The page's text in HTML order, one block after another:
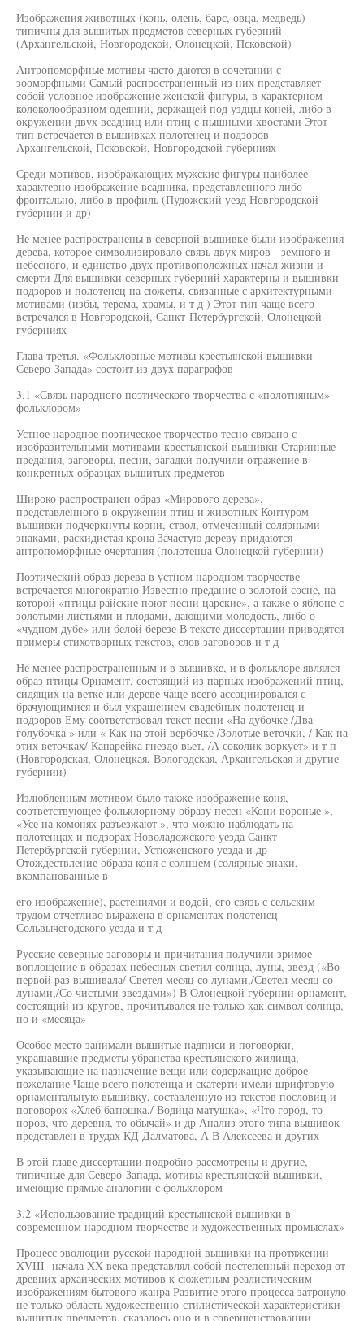
Изображения животных (конь, олень, барс, овца, медведь)
типичны для вышитых предметов северных губерний
(Архангельской, Новгородской, Олонецкой, Псковской)
Антропоморфные мотивы часто даются в сочетании с
зооморфными Самый распространенный из них представляет
собой условное изображение женской фигуры, в характерном
колоколообразном одеянии, держащей под уздцы коней, либо в
окружении двух всадниц или птиц с пышными хвостами Этот
тип встречается в вышивках полотенец и подзоров
Архангельской, Псковской, Новгородской губерниях
Среди мотивов, изображающих мужские фигуры наиболее
характерно изображение всадника, представленного либо
фронтально, либо в профиль (Пудожский уезд Новгородской
губернии и др)
Не менее распространены в северной вышивке были изображения
дерева, которое символизировало связь двух миров - земного и
небесного, и единство двух противоположных начал жизни и
смерти Для вышивки северных губерний характерны и вышивки
подзоров и полотенец на сюжеты, связанные с архитектурными
мотивами (избы, терема, храмы, и т д ) Этот тип чаще всего
встречался в Новгородской, Санкт-Петербургской, Олонецкой
губерниях
Глава третья. «Фольклорные мотивы крестьянской вышивки
Северо-Запада» состоит из двух параграфов
3.1 «Связь народного поэтического творчества с «полотняным»
фольклором»
Устное народное поэтическое творчество тесно связано с
изобразительными мотивами крестьянской вышивки Старинные
предания, заговоры, песни, загадки получили отражение в
конкретных образцах вышитых предметов
Широко распространен образ «Мирового дерева»,
представленного в окружении птиц и животных Контуром
вышивки подчеркнуты корни, ствол, отмеченный солярными
знаками, раскидистая крона Зачастую дереву придаются
антропоморфные очертания (полотенца Олонецкой губернии)
Поэтический образ дерева в устном народном творчестве
встречается многократно Известно предание о золотой сосне, на
которой «птицы райские поют песни царские», а также о яблоне с
золотыми листьями и плодами, дающими молодость, либо о
«чудном дубе» или белой березе В тексте диссертации приводятся
примеры стихотворных текстов, слов заговоров и т д
Не менее распространенным и в вышивке, и в фольклоре являлся
образ птицы Орнамент, состоящий из парных изображений птиц,
сидящих на ветке или дереве чаще всего ассоциировался с
брачующимися и был украшением свадебных полотенец и
подзоров Ему соответствовал текст песни «На дубочке /Два
голубочка » или « Как на этой вербочке /Золотые веточки, / Как на
этих веточках/ Канарейка гнездо вьет, /А соколик воркует» и т п
(Новгородская, Олонецкая, Вологодская, Архангельская и другие
губернии)
Излюбленным мотивом было также изображение коня,
соответствующее фольклорному образу песен «Кони вороные »,
«Усе на комонях разъезжают », что можно наблюдать на
полотенцах и подзорах Новоладожского уезда Санкт-
Петербургской губернии, Устюженского уезда и др
Отождествление образа коня с солнцем (солярные знаки,
вкомпанованные в
его изображение), растениями и водой, его связь с сельским
трудом отчетливо выражена в орнаментах полотенец
Сольвычегодского уезда и т д
Русские северные заговоры и причитания получили зримое
воплощение в образах небесных светил солнца, луны, звезд («Во
первой раз вышивала/ Светел месяц со лунами,/Светел месяц со
лунами,/Со чистыми звездами») В Олонецкой губернии орнамент,
состоящий из кругов, прочитывался не только как символ солнца,
но и «месяца»
Особое место занимали вышитые надписи и поговорки,
украшавшие предметы убранства крестьянского жилища,
указывающие на назначение вещи или содержащие доброе
пожелание Чаще всего полотенца и скатерти имели шрифтовую
орнаментальную вышивку, составленную из текстов пословиц и
поговорок «Хлеб батюшка,/ Водица матушка», «Что город, то
норов, что деревня, то обычай» и др Анализ этого типа вышивок
представлен в трудах КД Далматова, А В Алексеева и других
В этой главе диссертации подробно рассмотрены и другие,
типичные для Северо-Запада, мотивы крестьянской вышивки,
имеющие прямые аналогии с фольклором
3.2 «Использование традиций крестьянской вышивки в
современном народном творчестве и художественных промыслах»
Процесс эволюции русской народной вышивки на протяжении
XVIII -начала XX века представлял собой постепенный переход от
древних архаических мотивов к сюжетным реалистическим
изображениям бытового жанра Развитие этого процесса затронуло
не только область художественно-стилистической характеристики
вышитых предметов, сказалось оно и в совершенствовании